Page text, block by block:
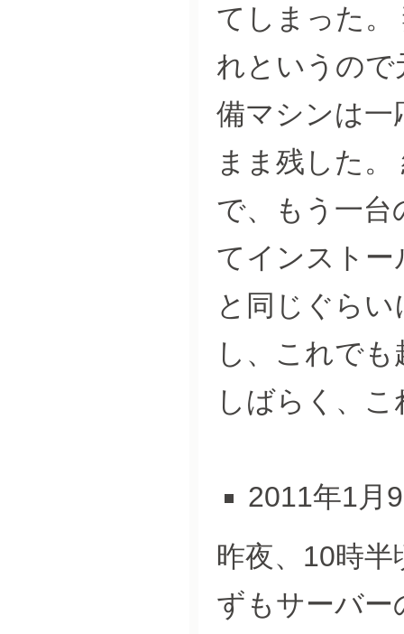
てしまった
れというの
備マシンは一
まま残した
で、もう一
てインスト
と同じぐら
し、これで
しばらく、
2011年1月
昨夜、10時
ずもサーバー